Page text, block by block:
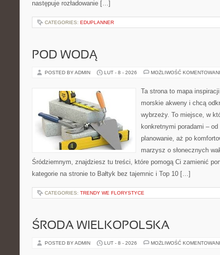
następuje rozładowanie […]
CATEGORIES: EDUPLANNER
POD WODĄ
POSTED BY ADMIN LUT - 8 - 2026 MOŻLIWOŚĆ
Ta strona to mapa
morskie akweny i chcą
wybrzeży. To miejsce, w
konkretnymi poradami –
planowanie, aż po
marzysz o słonecznych
Śródziemnym, znajdziesz tu treści, które pomogą Ci zamienić
kategorie na stronie to Bałtyk bez tajemnic i Top 10 […]
CATEGORIES: TRENDY WE FLORYSTYCE
ŚRODA WIELKOPOLSKA
POSTED BY ADMIN LUT - 8 - 2026 MOŻLIWOŚĆ